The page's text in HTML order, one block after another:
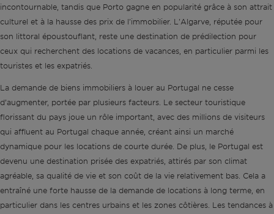
incontournable, tandis que Porto gagne en popularité grâce à son attrait
culturel et à la hausse des prix de l'immobilier. L'Algarve, réputée pour
son littoral époustouflant, reste une destination de prédilection pour
ceux qui recherchent des locations de vacances, en particulier parmi les
touristes et les expatriés.
La demande de biens immobiliers à louer au Portugal ne cesse
d’augmenter, portée par plusieurs facteurs. Le secteur touristique
florissant du pays joue un rôle important, avec des millions de visiteurs
qui affluent au Portugal chaque année, créant ainsi un marché
dynamique pour les locations de courte durée. De plus, le Portugal est
devenu une destination prisée des expatriés, attirés par son climat
agréable, sa qualité de vie et son coût de la vie relativement bas. Cela a
entraîné une forte hausse de la demande de locations à long terme, en
particulier dans les centres urbains et les zones côtières. Les tendances à